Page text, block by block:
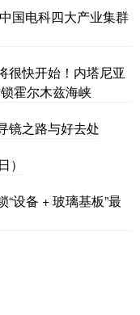
国电科四大产业集群
很快开始！内塔尼亚
霍尔木兹海峡
镜之路与好去处
设备 + 玻璃基板”最